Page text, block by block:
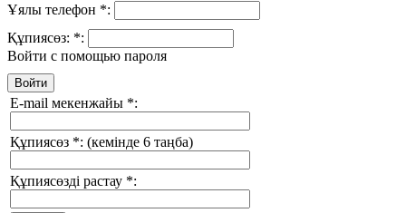
Ұялы телефон *:
Құпиясөз: *:
Войти с помощью пароля
E-mail мекенжайы *:
Құпиясөз *: (кемінде 6 таңба)
Құпиясөзді растау *: